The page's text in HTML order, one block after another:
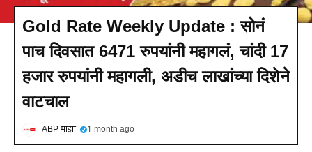
Gold Rate Weekly Update : सोनं
पाच दिवसात 6471 रुपयांनी महागलं, चांदी 17
हजार रुपयांनी महागली, अडीच लाखांच्या दिशेने
वाटचाल
ABP माझा 1 month ago